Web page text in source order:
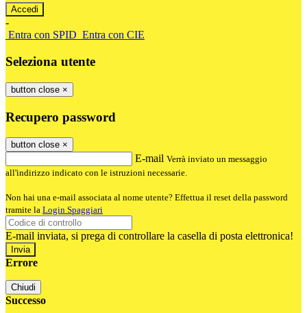
-
Entra con SPID Entra con CIE
Seleziona utente
button close ×
Recupero password
button close ×
E-mail Verrà inviato un messaggio
all'indirizzo indicato con le istruzioni necessarie.
Non hai una e-mail associata al nome utente? Effettua il reset della password
tramite la Login Spaggiari
E-mail inviata, si prega di controllare la casella di posta elettronica!
Errore
Chiudi
Successo